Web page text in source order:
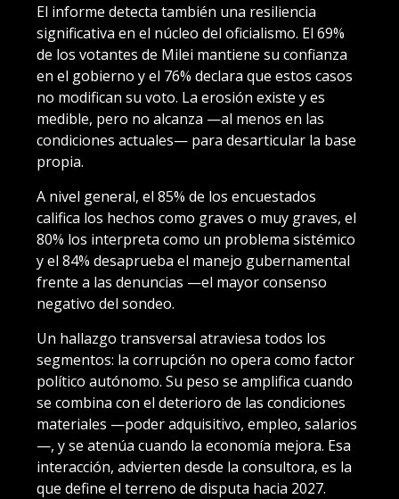
El informe detecta también una resiliencia
significativa en el núcleo del oficialismo. El 69%
de los votantes de Milei mantiene su confianza
en el gobierno y el 76% declara que estos casos
no modifican su voto. La erosión existe y es
medible, pero no alcanza —al menos en las
condiciones actuales— para desarticular la base
propia.
A nivel general, el 85% de los encuestados
califica los hechos como graves o muy graves, el
80% los interpreta como un problema sistémico
y el 84% desaprueba el manejo gubernamental
frente a las denuncias —el mayor consenso
negativo del sondeo.
Un hallazgo transversal atraviesa todos los
segmentos: la corrupción no opera como factor
político autónomo. Su peso se amplifica cuando
se combina con el deterioro de las condiciones
materiales —poder adquisitivo, empleo, salarios
—, y se atenúa cuando la economía mejora. Esa
interacción, advierten desde la consultora, es la
que define el terreno de disputa hacia 2027.